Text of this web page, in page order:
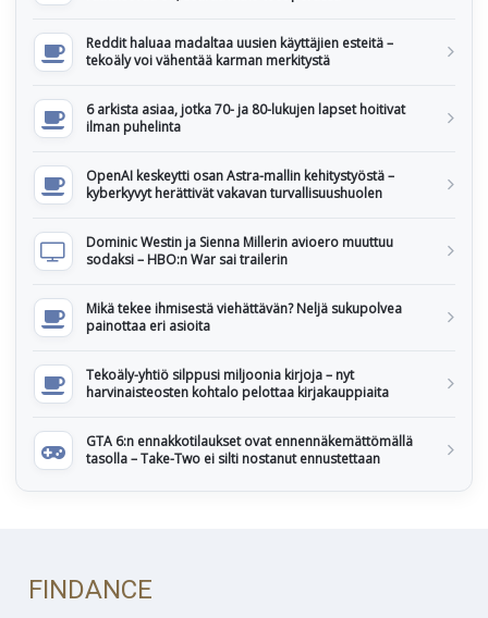
Reddit haluaa madaltaa uusien käyttäjien esteitä –
tekoäly voi vähentää karman merkitystä
6 arkista asiaa, jotka 70- ja 80-lukujen lapset hoitivat
ilman puhelinta
OpenAI keskeytti osan Astra-mallin kehitystyöstä –
kyberkyvyt herättivät vakavan turvallisuushuolen
Dominic Westin ja Sienna Millerin avioero muuttuu
sodaksi – HBO:n War sai trailerin
Mikä tekee ihmisestä viehättävän? Neljä sukupolvea
painottaa eri asioita
Tekoäly-yhtiö silppusi miljoonia kirjoja – nyt
harvinaisteosten kohtalo pelottaa kirjakauppiaita
GTA 6:n ennakkotilaukset ovat ennennäkemättömällä
tasolla – Take-Two ei silti nostanut ennustettaan
FINDANCE